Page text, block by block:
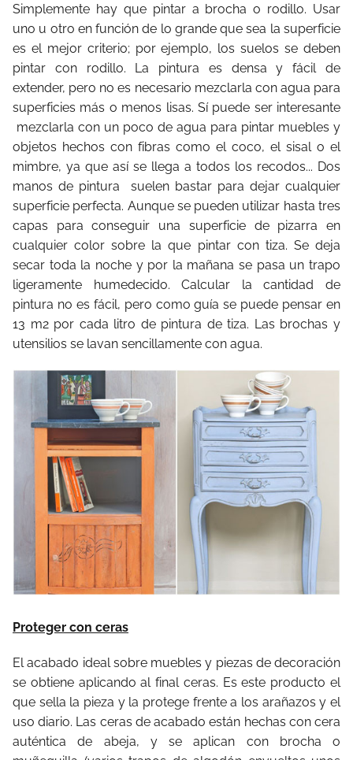
Simplemente hay que pintar a brocha o rodillo. Usar
uno u otro en función de lo grande que sea la superficie
es el mejor criterio; por ejemplo, los suelos se deben
pintar con rodillo. La pintura es densa y fácil de
extender, pero no es necesario mezclarla con agua para
superficies más o menos lisas. Sí puede ser interesante
mezclarla con un poco de agua para pintar muebles y
objetos hechos con fibras como el coco, el sisal o el
mimbre, ya que así se llega a todos los recodos... Dos
manos de pintura
suelen bastar para dejar cualquier
superficie perfecta. Aunque se pueden utilizar hasta tres
capas para conseguir una superficie de pizarra en
cualquier color sobre la que pintar con tiza. Se deja
secar toda la noche y por la mañana se pasa un trapo
ligeramente humedecido. Calcular la cantidad de
pintura no es fácil, pero como guía se puede pensar en
13 m2 por cada litro de pintura de tiza. Las brochas y
utensilios se lavan sencillamente con agua.
Proteger con ceras
El acabado ideal sobre muebles y piezas de decoración
se obtiene aplicando al final ceras. Es este producto el
que sella la pieza y la protege frente a los arañazos y el
uso diario. Las ceras de acabado están hechas con cera
auténtica de abeja, y se aplican con brocha o